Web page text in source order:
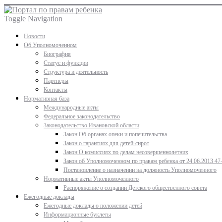
Toggle Navigation
Новости
Об Уполномоченном
Биография
Статус и функции
Структура и деятельность
Партнёры
Контакты
Нормативная база
Международные акты
Федеральное законодательство
Законодательство Ивановской области
Закон Об органах опеки и попечительства
Закон о гарантиях для детей-сирот
Закон О комиссиях по делам несовершеннолетних
Закон об Уполномоченном по правам ребенка от 24.06.2013
Постановление о назначении на должность Уполномоченного
Нормативные акты Уполномоченного
Распоряжение о создании Детского общественного совета
Ежегодные доклады
Ежегодные доклады о положении детей
Информационные буклеты